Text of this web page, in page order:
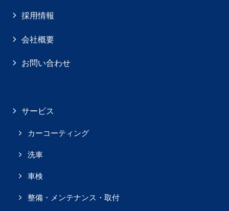
採用情報
会社概要
お問い合わせ
サービス
カーコーティング
洗車
車検
整備・メンテナンス・取付